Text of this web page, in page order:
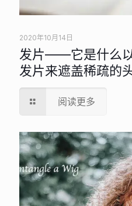
2020年10月14日
发片——它是什么
发片来遮盖稀疏的
阅读更多